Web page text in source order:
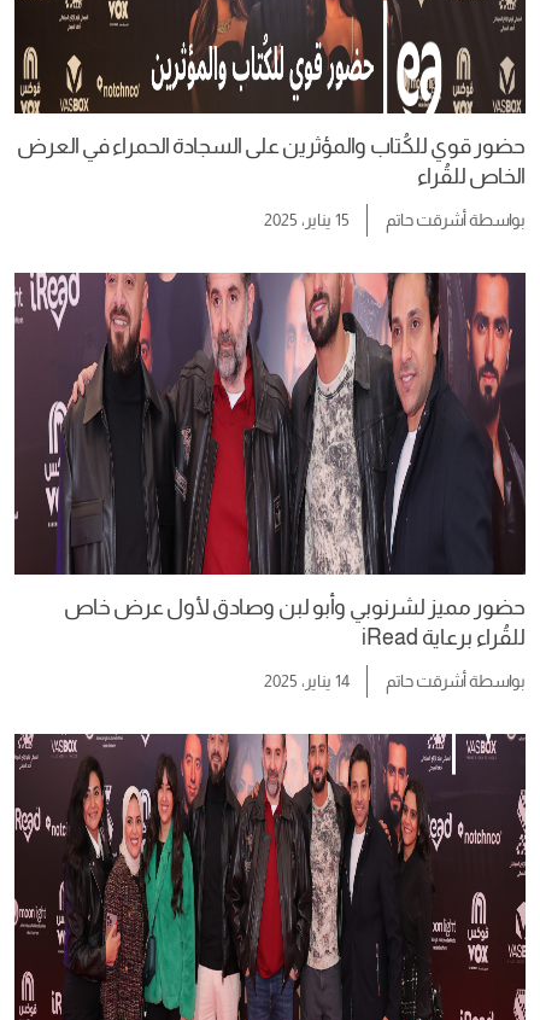
حضور قوي للكُتاب والمؤثرين على السجادة الحمراء في العرض
الخاص للقُراء
بواسطةأشرقت حاتم 15 يناير، 2025
حضور مميز لشرنوبي وأبو لبن وصادق لأول عرض خاص
للقُراء برعاية iRead
بواسطةأشرقت حاتم 14 يناير، 2025